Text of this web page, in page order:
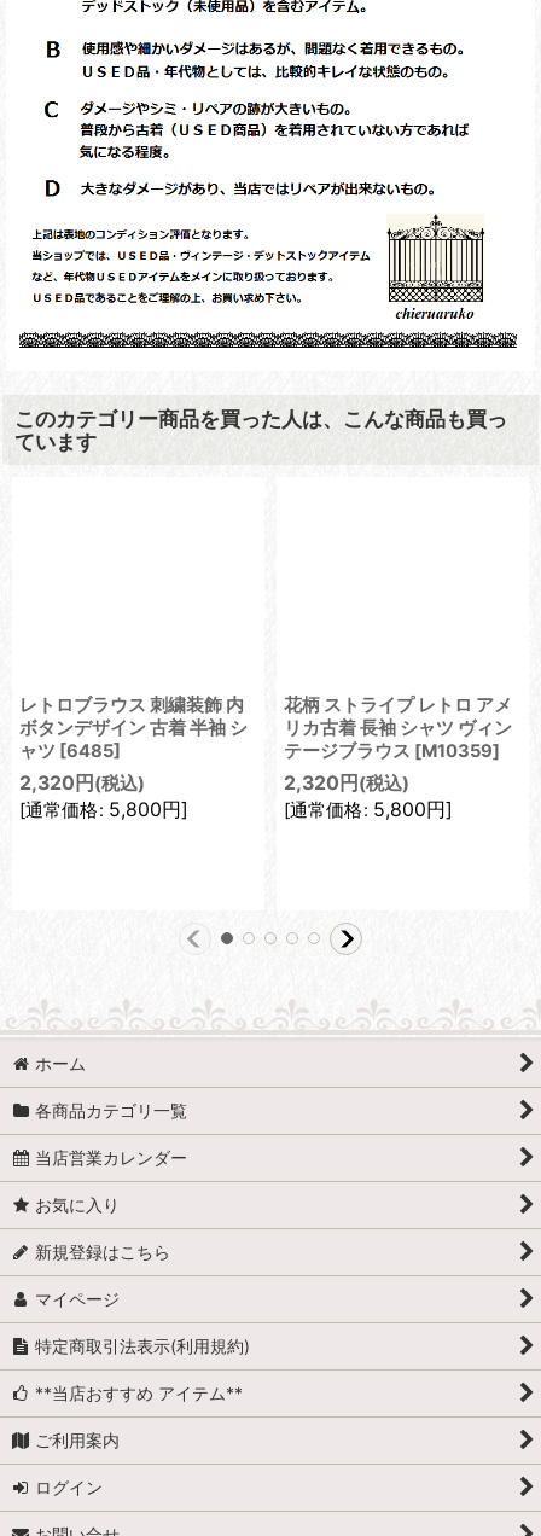
このカテゴリー商品を買った人は、こんな商品も買っ
ています
レトロブラウス 刺繍装飾 内
ボタンデザイン 古着 半袖 シ
ャツ [6485]
2,320 円 (税込)
[通常価格: 5,800円]
花柄 ストライプ レトロ アメ
リカ古着 長袖 シャツ ヴィン
テージブラウス [M10359]
2,320 円 (税込)
[通常価格: 5,800円]
ホーム
各商品カテゴリ一覧
当店営業カレンダー
お気に入り
新規登録はこちら
マイページ
特定商取引法表示(利用規約)
**当店おすすめ アイテム**
ご利用案内
ログイン